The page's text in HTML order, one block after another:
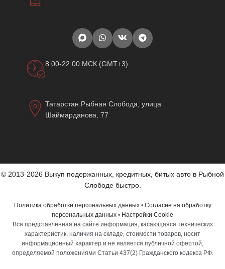
8:00-22:00 МСК (GMT+3)
Татарстан Рыбная Слобода, улица
Шаймарданова, 77
© 2013-2026 Выкуп подержанных, кредитных, битых авто в Рыбной
Слободе быстро.
Политика обработки персональных данных• Согласие на обработку
персональных данных • Настройки Cookie
Вся представленная на сайте информация, касающаяся технических
характеристик, наличия на складе, стоимости товаров, носит
информационный характер и не является публичной офертой,
определяемой положениями Статьи 437(2) Гражданского кодекса РФ.